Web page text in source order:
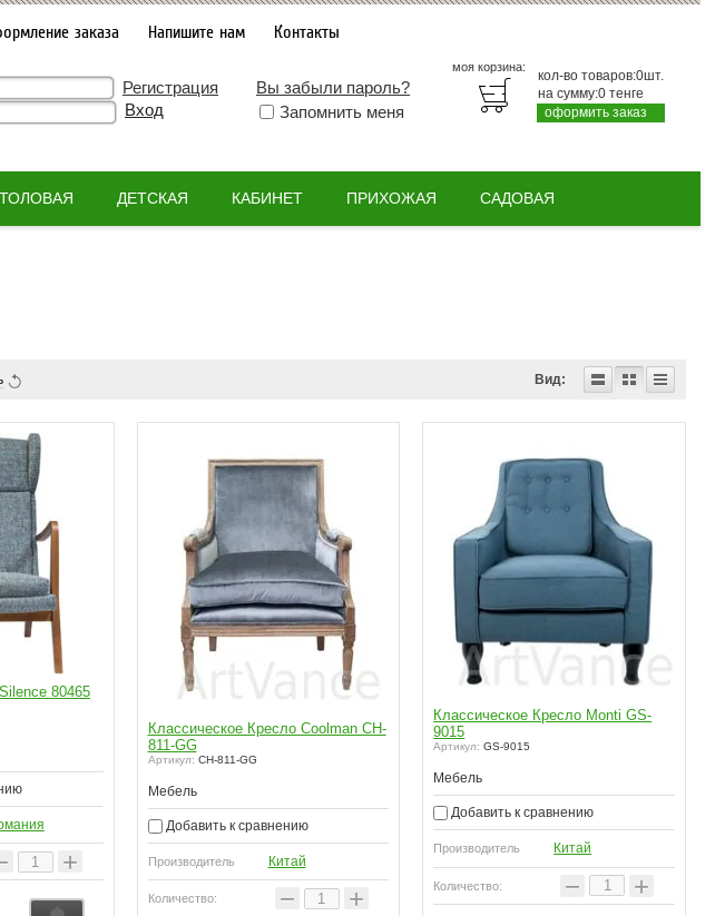
заказа Напишите нам Контакты
Регистрация
Вы забыли пароль?
Запомнить меня
моя корзина:
кол-во товаров:0шт.
на сумму:0 тенге
оформить заказ
ДЕТСКАЯ КАБИНЕТ ПРИХОЖАЯ САДОВАЯ
Вид:
80465
+
Классическое Кресло Coolman CH-
811-GG
Артикул: CH-811-GG
Мебель
Добавить к сравнению
Производитель Китай
Количество: − +
Классическое Кресло Monti GS-
9015
Артикул: GS-9015
Мебель
Добавить к сравнению
Производитель Китай
Количество: − +